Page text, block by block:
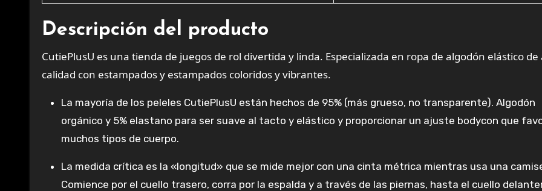
Descripción del producto
CutiePlusU es una tienda de juegos de rol divertida y linda. Especializada en ropa de algodón elástico de
calidad con estampados y estampados coloridos y vibrantes.
La mayoría de los peleles CutiePlusU están hechos de 95% (más grueso, no transparente). Algodón
orgánico y 5% elastano para ser suave al tacto y elástico y proporcionar un ajuste bodycon que
muchos tipos de cuerpo.
La medida crítica es la «longitud» que se mide mejor con una cinta métrica mientras usa una
Comience por el cuello trasero, corra por la espalda y a través de las piernas, hasta el cuello